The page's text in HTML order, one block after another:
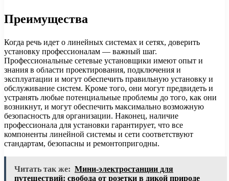
Преимущества
Когда речь идет о линейных системах и сетях, доверить
установку профессионалам — важный шаг.
Профессиональные сетевые установщики имеют опыт и
знания в области проектирования, подключения и
эксплуатации и могут обеспечить правильную установку и
обслуживание систем. Кроме того, они могут предвидеть и
устранять любые потенциальные проблемы до того, как они
возникнут, и могут обеспечить максимально возможную
безопасность для организации. Наконец, наличие
профессионала для установки гарантирует, что все
компоненты линейной системы и сети соответствуют
стандартам, безопасны и ремонтопригодны.
Читать так же: Мини-электростанции для
путешествий: свобода от розетки в дикой природе